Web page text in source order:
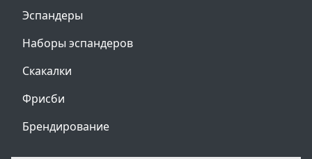
Эспандеры
Наборы эспандеров
Скакалки
Фрисби
Брендирование